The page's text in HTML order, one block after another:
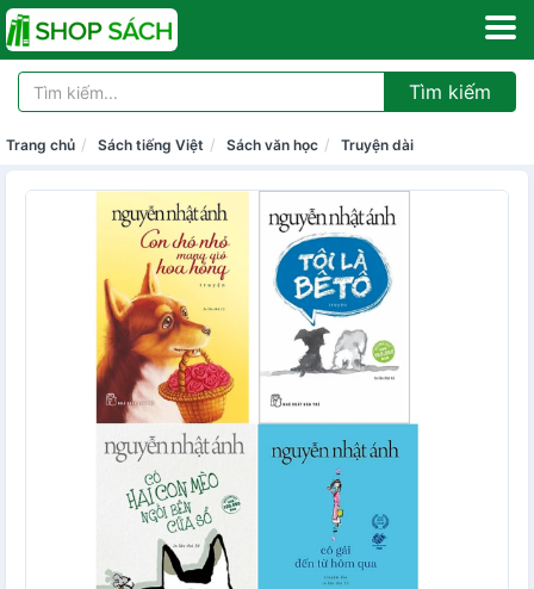
Tìm kiếm
Trang chủ Sách tiếng Việt Sách văn học Truyện dài